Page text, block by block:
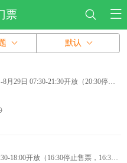
票
默认
月29日 07:30-21:30开放（20:30停止
18:00开放（16:30停止售票，16:30